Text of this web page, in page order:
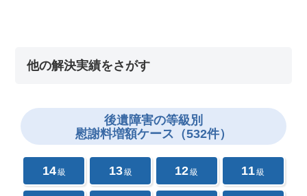
他の解決実績をさがす
後遺障害の等級別
慰謝料増額ケース（532件）
14級 13級 12級 11級